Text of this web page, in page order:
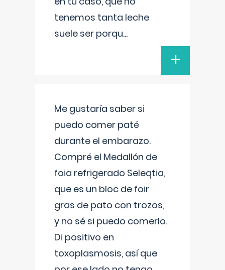
tenemos tanta leche
suele ser porqu...
+
Me gustaría saber si
puedo comer paté
durante el embarazo.
Compré el Medallón de
foia refrigerado Seleqtia,
que es un bloc de foir
gras de pato con trozos,
y no sé si puedo comerlo.
Di positivo en
toxoplasmosis, así que